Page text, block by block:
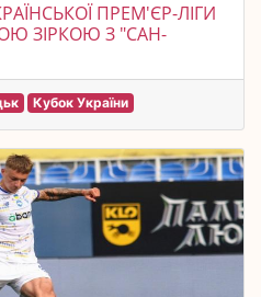
ПРЕМ'ЄР-ЛІГИ
ЗІРКОЮ З "САН-
Кубок України